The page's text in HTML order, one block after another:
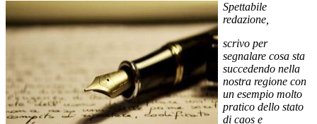
Spettabile
redazione,
scrivo per
segnalare cosa sta
succedendo nella
nostra regione con
un esempio molto
pratico dello stato
di caos e